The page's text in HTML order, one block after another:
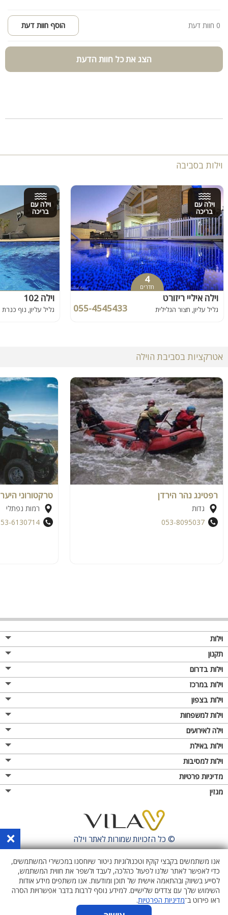
מסעדות שף, בתי קפה ומתחמי בילוי בראש פינה, קריית שמונה ויסוד
המעלה
0 חוות דעת הוסף חוות דעת
הצג את כל חוות הדעת
וילות בסביבה
וילה עם
בריכה
4
חדרים
וילה איליי ריזורט
גליל עליון, חצור הגלילית 055-4545433
וילה עם
בריכה
וילה 102
גליל עליון, נוף כנרת
אטרקציות בסביבת הוילה
רפטינג נהר הירדן
גדות
053-8095037
טרקטורוני היער
רמות נפתלי
6130714
וילות
תקנון
וילות בדרום
וילות במרכז
וילות בצפון
וילות למשפחות
וילה לאירועים
וילות באילת
וילות למסיבות
מדיניות פרטיות
מגזין
© כל הזכויות שמורות לאתרוילה ×
אנו משתמשים בקבצי קוקיז וטכנולוגיות ניטור שיוחסנו במכשירי המשתמשים,
כדי לאפשר לאתר שלנו לפעול כהלכה, לעבד ולשפר את חווית המשתמש,
לסייע בשיווק ובהתאמה אישית של תוכן ומודעות. אנו משתפים מידע אודות
השימוש שלך עם צדדים שלישיים. למידע נוסף לרבות בדבר אפשרויות הסרה
ראו פירוט ב־מדיניות הפרטיות.